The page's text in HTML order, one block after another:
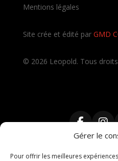
Gérer le
Pour offrir les meilleures
Mentions légales
Site crée et édité par GMD
© 2026 Leopold. Tous